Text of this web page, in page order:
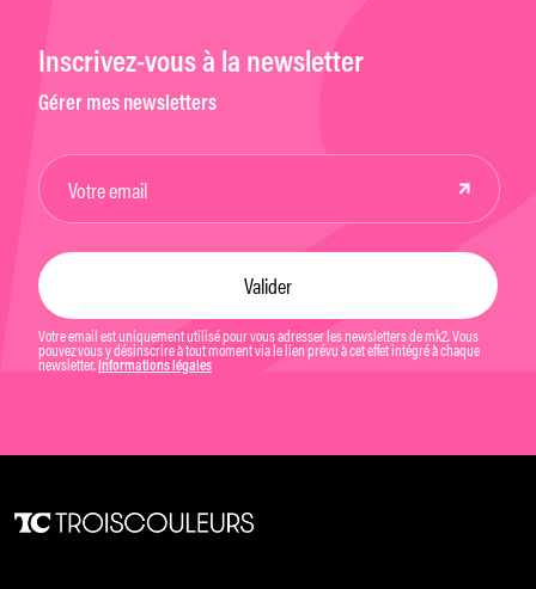
Inscrivez-vous à la newsletter
Gérer mes newsletters
Votre email est uniquement utilisé pour vous adresser les newsletters de mk2. Vous
pouvez vous y désinscrire à tout moment via le lien prévu à cet effet intégré à chaque
newsletter. Informations légales